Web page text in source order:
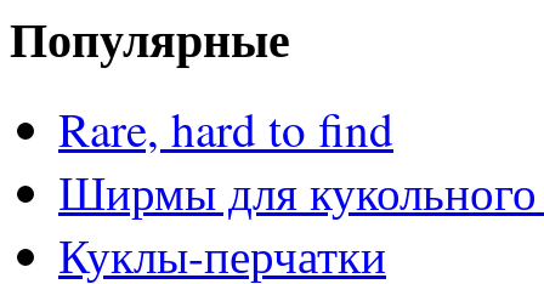
Популярные
Rare, hard to find
Ширмы для кукольного
Куклы-перчатки